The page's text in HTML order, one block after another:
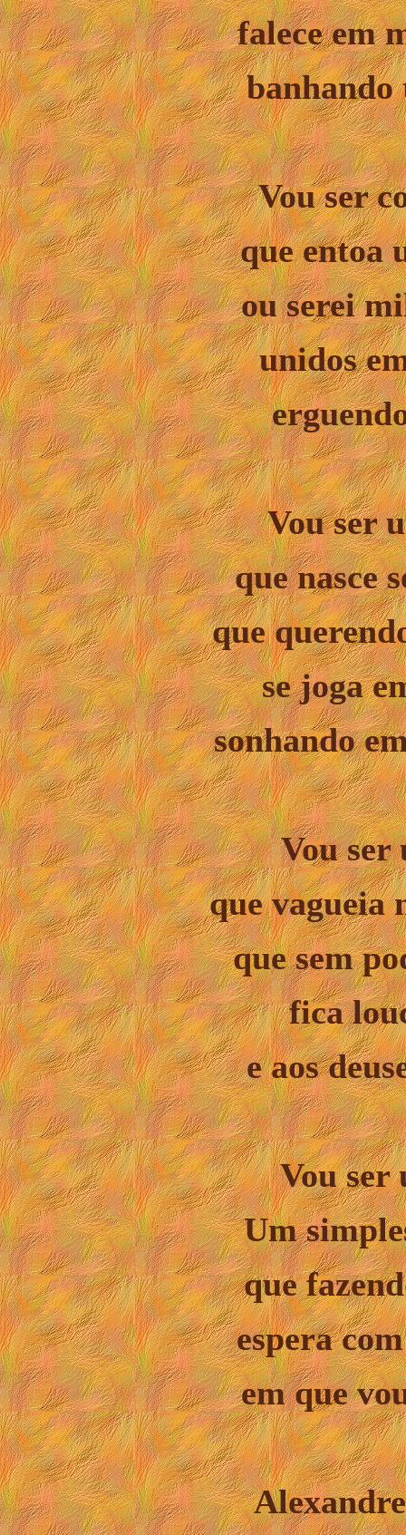
falece em
banhando
Vou ser
que entoa
ou serei
unidos
Vou ser
que nasce
que
se joga
sonhando
Vou ser
que vagueia
que sem
fica
e aos
Vou ser
Um
que
espera
em que